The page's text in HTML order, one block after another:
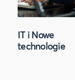
IT i Nowe
technologie